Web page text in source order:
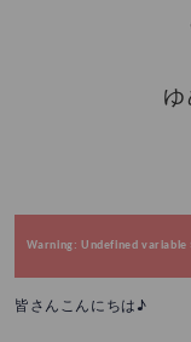
Warning : Undefined variable
皆さんこんにちは♪